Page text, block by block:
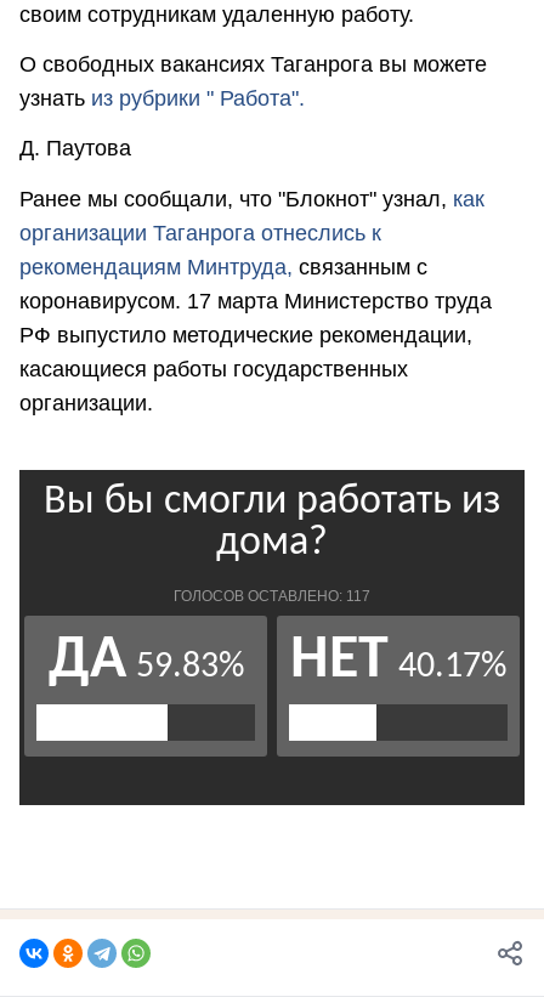
своим сотрудникам удаленную работу.
О свободных вакансиях Таганрога вы можете
узнать из рубрики " Работа".
Д. Паутова
Ранее мы сообщали, что "Блокнот" узнал, как
организации Таганрога отнеслись к
рекомендациям Минтруда, связанным с
коронавирусом. 17 марта Министерство труда
РФ выпустило методические рекомендации,
касающиеся работы государственных
организации.